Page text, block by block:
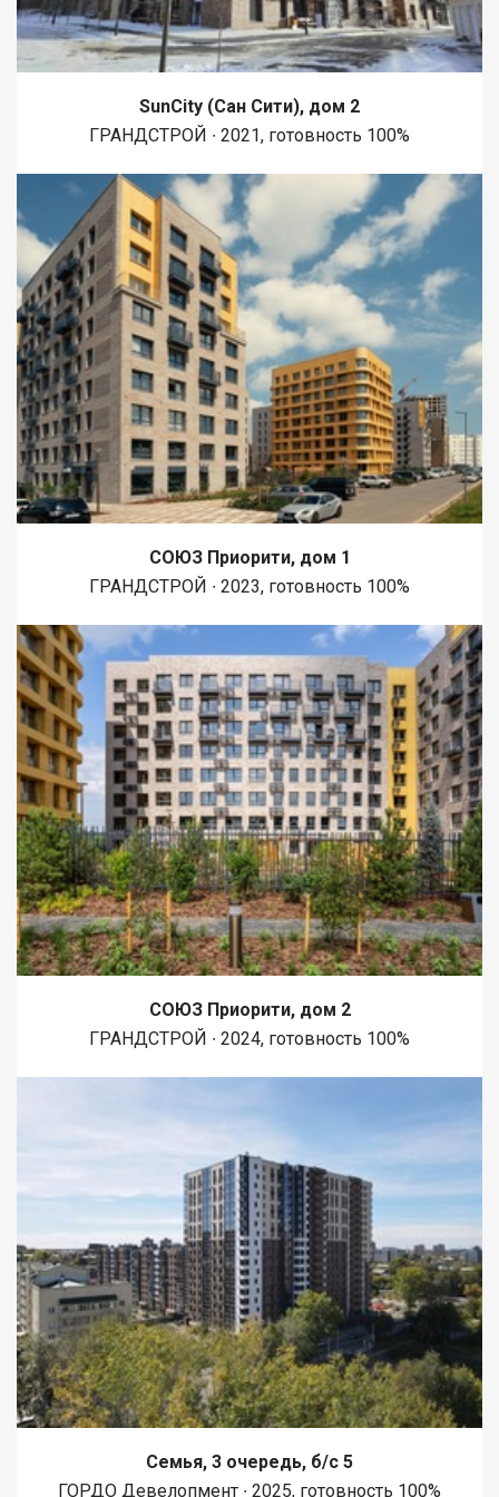
SunCity (Сан Сити), дом 2
ГРАНДСТРОЙ ∙ 2021, готовность 100%
СОЮЗ Приорити, дом 1
ГРАНДСТРОЙ ∙ 2023, готовность 100%
СОЮЗ Приорити, дом 2
ГРАНДСТРОЙ ∙ 2024, готовность 100%
Семья, 3 очередь, б/с 5
ГОРДО Девелопмент ∙ 2025, готовность 100%